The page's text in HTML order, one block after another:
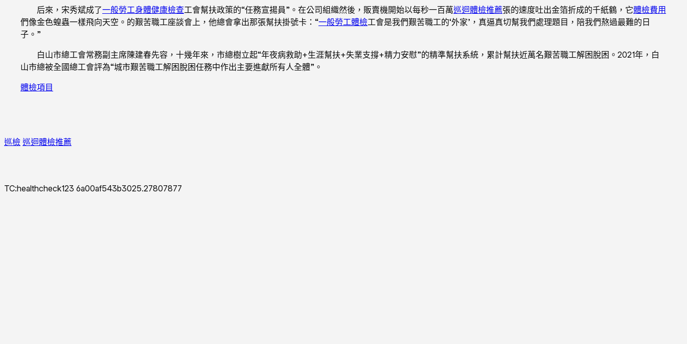
后來，宋秀斌成了一般勞工身體健康檢查工會幫扶政策的“任務宣揚員”。在公司組織然後，販賣機開始以每秒一百萬巡迴體檢推薦張的速度吐出金箔折成的千紙鶴，它體檢費用
們像金色蝗蟲一樣飛向天空。的艱苦職工座談會上，他總會拿出那張幫扶掛號卡：“一般勞工體檢工會是我們艱苦職工的‘外家’，真逼真切幫我們處理題目，陪我們熬過最難的日
子。”
白山市總工會常務副主席陳建春先容，十幾年來，市總樹立起“年夜病救助+生涯幫扶+失業支撐+精力安慰”的精準幫扶系統，累計幫扶近萬名艱苦職工解困脫困。2021年，白
山市總被全國總工會評為“城市艱苦職工解困脫困任務中作出主要進獻所有人全體”。
體檢項目
巡檢 巡迴體檢推薦
TC:healthcheck123 6a00af543b3025.27807877